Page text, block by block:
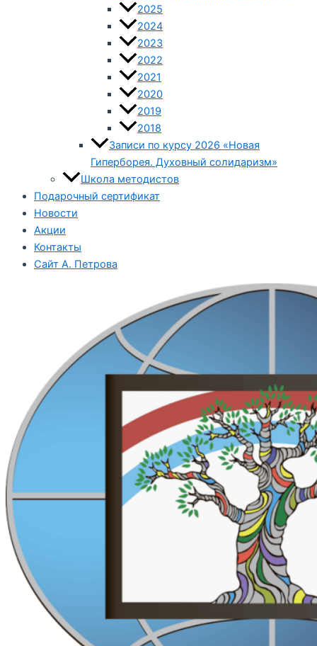
2025
2024
2023
2022
2021
2020
2019
2018
Записи по курсу 2026 «Новая
Гиперборея. Духовный солидаризм»
Школа методистов
Подарочный сертификат
Новости
Акции
Контакты
Сайт А. Петрова